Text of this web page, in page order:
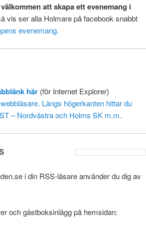
att skapa ett evenemang i
vis ser alla Holmare på facebook snabbt
evenemang.
här (för Internet Explorer)
Längs högerkanten hittar du
– Nordvästra och Holms SK m.m.
i din RSS-läsare använder du dig av
och gästboksinlägg på hemsidan: